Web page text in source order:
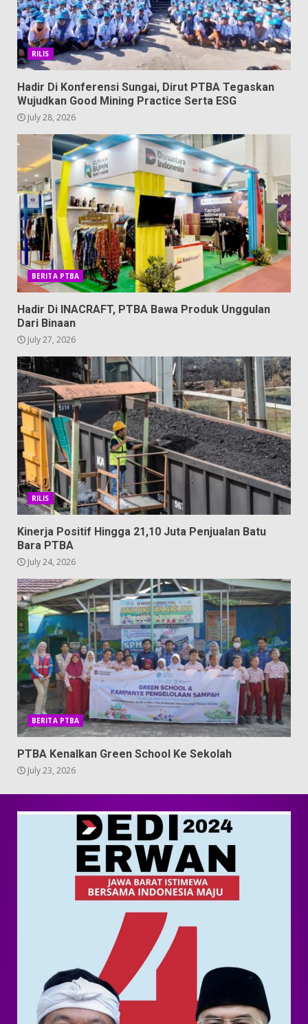
RILIS
Hadir Di Konferensi Sungai, Dirut PTBA Tegaskan
Wujudkan Good Mining Practice Serta ESG
July 28, 2026
BERITA PTBA
Hadir Di INACRAFT, PTBA Bawa Produk Unggulan
Dari Binaan
July 27, 2026
RILIS
Kinerja Positif Hingga 21,10 Juta Penjualan Batu
Bara PTBA
July 24, 2026
BERITA PTBA
PTBA Kenalkan Green School Ke Sekolah
July 23, 2026